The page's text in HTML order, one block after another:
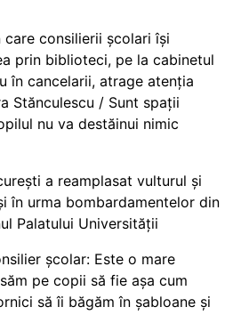
consilierii școlari își
prin biblioteci, pe la cabinetul
în cancelarii, atrage atenția
Stănculescu / Sunt spații
nu va destăinui nimic
a reamplasat vulturul și
în urma bombardamentelor din
Palatului Universității
școlar: Este o mare
pe copii să fie așa cum
să îi băgăm în șabloane și